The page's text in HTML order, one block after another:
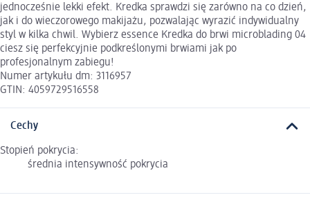
jednocześnie lekki efekt. Kredka sprawdzi się zarówno na co dzień,
jak i do wieczorowego makijażu, pozwalając wyrazić indywidualny
styl w kilka chwil. Wybierz essence Kredka do brwi microblading 04
ciesz się perfekcyjnie podkreślonymi brwiami jak po
profesjonalnym zabiegu!
Numer artykułu dm: 3116957
GTIN: 4059729516558
Cechy
Stopień pokrycia:
średnia intensywność pokrycia